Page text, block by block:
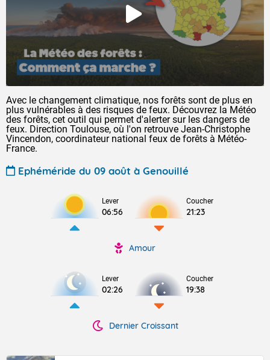
Avec le changement climatique, nos forêts sont de plus en
plus vulnérables à des risques de feux. Découvrez la Météo
des forêts, cet outil qui permet d'alerter sur les dangers de
feux. Direction Toulouse, où l'on retrouve Jean-Christophe
Vincendon, coordinateur national feux de forêts à Météo-
France.
Ephéméride du 09 août à Genouillé
Lever
06:56
Coucher
21:23
Amour
Lever
02:26
Coucher
19:38
Dernier Croissant